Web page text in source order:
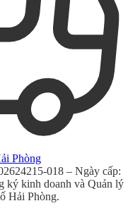
Phòng
018 – Ngày cấp:
ký kinh doanh và Quản lý
Hải Phòng.